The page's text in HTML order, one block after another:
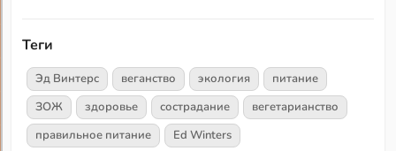
Теги
Эд Винтерс веганство экология
питание
ЗОЖ
здоровье сострадание
вегетарианство
правильное питание
Ed Winters